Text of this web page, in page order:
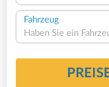
Fahrzeug
Haben Sie ein